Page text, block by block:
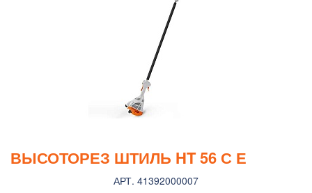
ВЫСОТОРЕЗ ШТИЛЬ HT 56 С Е
АРТ. 41392000007